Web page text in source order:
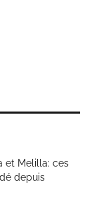
et Melilla: ces
depuis